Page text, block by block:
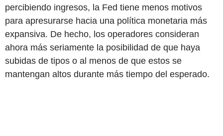
percibiendo ingresos, la Fed tiene menos motivos
para apresurarse hacia una política monetaria más
expansiva. De hecho, los operadores consideran
ahora más seriamente la posibilidad de que haya
subidas de tipos o al menos de que estos se
mantengan altos durante más tiempo del esperado.